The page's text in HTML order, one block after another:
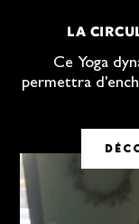
LA
Ce Yoga
permettra